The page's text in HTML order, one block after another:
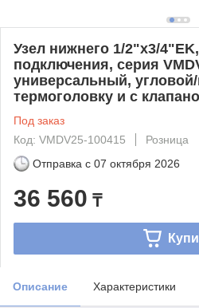
Узел нижнего 1/2"х3/
подключения, серия
универсальный,
термоголовку и с
Под заказ
Код: VMDV25-100415
Розница
Отправка с 07 октября 2026
36 560 ₸
Описание Характеристики